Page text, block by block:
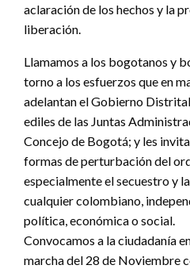
aclaración de los hechos y la
liberación.
Llamamos a los bogotanos y
torno a los esfuerzos que en
adelantan el Gobierno
ediles de las Juntas
Concejo de Bogotá; y les
formas de perturbación del
especialmente el secuestro y
cualquier colombiano,
política, económica o social.
Convocamos a la ciudadanía
marcha del 28 de Noviembre